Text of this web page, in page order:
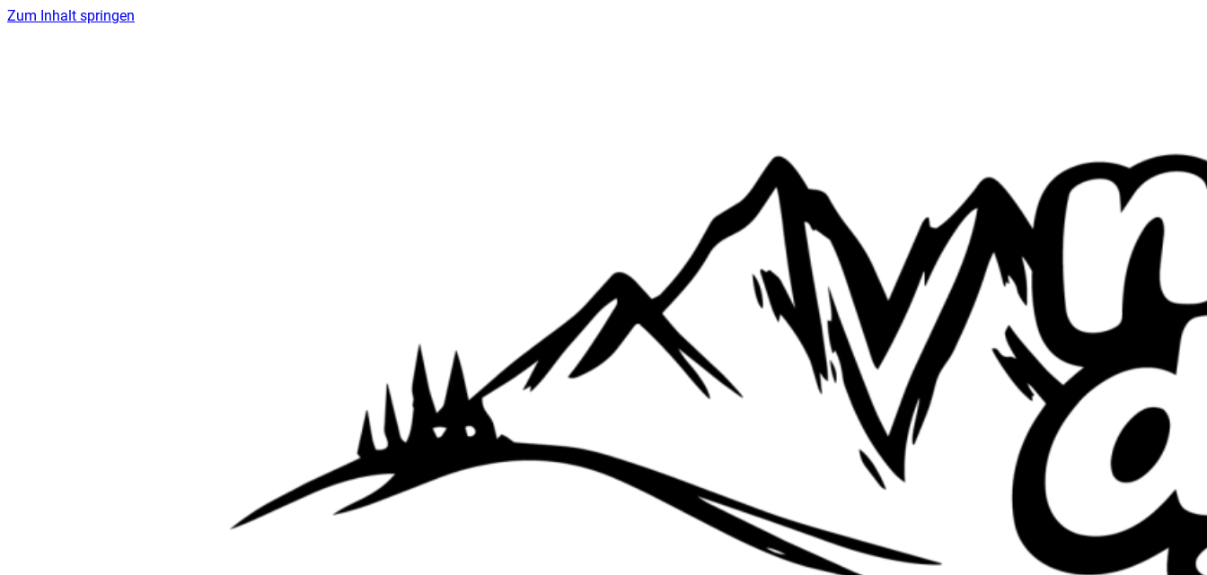
Zum Inhalt springen